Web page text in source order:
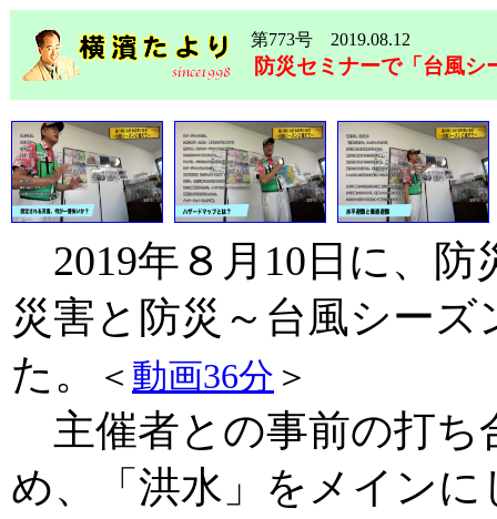
第773号 2019.08.12
防災セミナーで「台風シ
2019年８月10日に、防
災害と防災～台風シー
た。
＜ 動画36分 ＞
主催者との事前の打ち
め、「洪水」をメイン